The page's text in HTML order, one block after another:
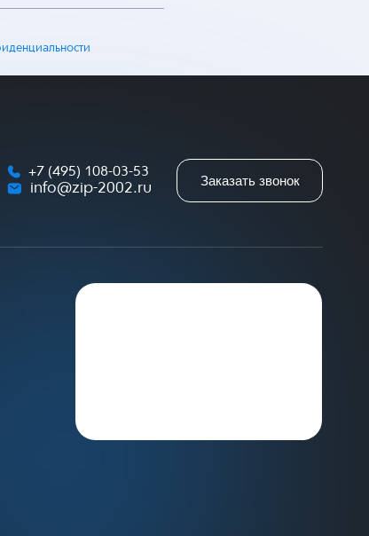
+7 (495) 108-03-53
info@zip-2002.ru
Заказать звонок